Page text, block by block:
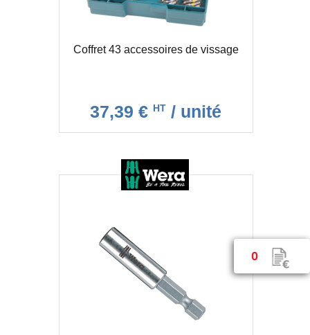
0
Coffret 43 accessoires de vissage
37,39 € HT / unité